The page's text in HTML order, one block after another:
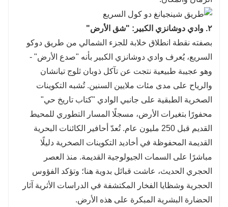
٢. وادي دوشانزي الكبير: "شق الأرض"
بصفته نقطة انطلاق خلابة للجزء الشمالي من طريق دوكو
السريع، يُعرف وادي دوشانزي الكبير بأنه "صدع الأرض" -
وهو عجيبة طبيعية نتجت عن تآكل ذوبان ثلوج تيانشان
والرياح على مدى مئات ملايين السنين. تُشبه التكوينات
الصخرية الطبقية على جانبي الوادي "كتاب تاريخ حي"
محفورًا بتغيرات الأرض، مسجلًا المسار التطوري للمحيط
القديم قبل 250 مليون عام. تُعدّ أحافير الكائنات البحرية
القديمة المحفوظة في أخاديد التكوينات الصخرية دليلًا
مباشرًا على السمات الجيولوجية القديمة. منذ العصر
الحجري الحديث، عاشت قبائل بدوية هنا؛ وتؤكد الفؤوس
الحجرية وشظايا الفخار المكتشفة في الدراسات الأثرية آثار
الحضارة البشرية المبكرة على هذه الأرض.